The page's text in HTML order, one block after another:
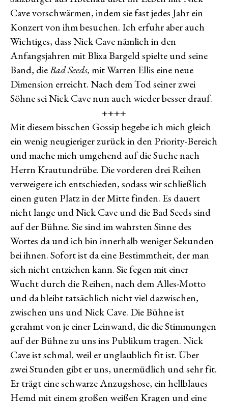
Cave vorschwärmen, indem sie fast jedes Jahr ein
Konzert von ihm besuchen. Ich erfuhr aber auch
Wichtiges, dass Nick Cave nämlich in den
Anfangsjahren mit Blixa Bargeld spielte und seine
Band, dieBad Seeds,mit Warren Ellis eine neue
Dimension erreicht. Nach dem Tod seiner zwei
Söhne sei Nick Cave nun auch wieder besser drauf.
++++
Mit diesem bisschen Gossip begebe ich mich gleich
ein wenig neugieriger zurück in den Priority-Bereich
und mache mich umgehend auf die Suche nach
Herrn Krautundrübe. Die vorderen drei Reihen
verweigere ich entschieden, sodass wir schließlich
einen guten Platz in der Mitte finden. Es dauert
nicht lange und Nick Cave und die Bad Seeds sind
auf der Bühne. Sie sind im wahrsten Sinne des
Wortes da und ich bin innerhalb weniger Sekunden
bei ihnen. Sofort ist da eine Bestimmtheit, der man
sich nicht entziehen kann. Sie fegen mit einer
Wucht durch die Reihen, nach dem Alles-Motto
und da bleibt tatsächlich nicht viel dazwischen,
zwischen uns und Nick Cave. Die Bühne ist
gerahmt von je einer Leinwand, die die Stimmungen
auf der Bühne zu uns ins Publikum tragen. Nick
Cave ist schmal, weil er unglaublich fit ist. Über
zwei Stunden gibt er uns, unermüdlich und sehr fit.
Er trägt eine schwarze Anzugshose, ein hellblaues
Hemd mit einem großen weißen Kragen und eine